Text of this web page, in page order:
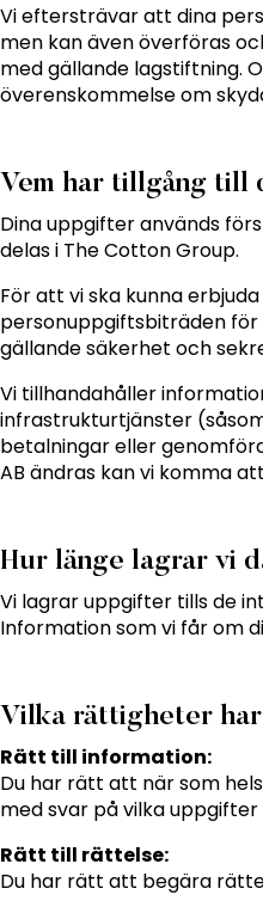
Vi eftersträvar att dina
men kan även överföras
med gällande lagstiftning.
överenskommelse om
Vem har tillgång till
Dina uppgifter används
delas i The Cotton Group.
För att vi ska kunna
personuppgiftsbiträden för
gällande säkerhet och
Vi tillhandahåller
infrastrukturtjänster
betalningar eller
AB ändras kan vi komma
Hur länge lagrar vi
Vi lagrar uppgifter tills de
Information som vi får om
Vilka rättigheter
Rätt till information:
Du har rätt att när som
med svar på vilka uppgifter
Rätt till rättelse:
Du har rätt att begära